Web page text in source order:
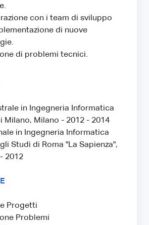
con i team di sviluppo
di nuove
di problemi tecnici.
in Ingegneria Informatica
Milano, Milano - 2012 - 2014
in Ingegneria Informatica
Studi di Roma "La Sapienza",
2012
Progetti
Problemi